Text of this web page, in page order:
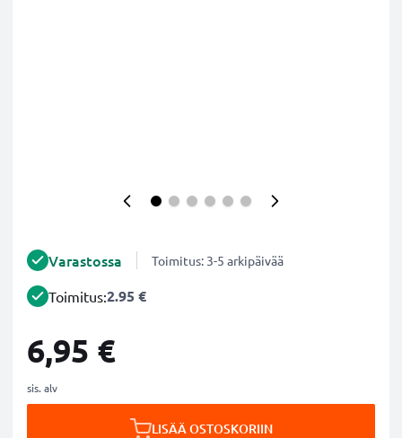
Varastossa Toimitus: 3-5 arkipäivää
Toimitus:2.95 €
6,95 €
sis. alv
LISÄÄ OSTOSKORIIN